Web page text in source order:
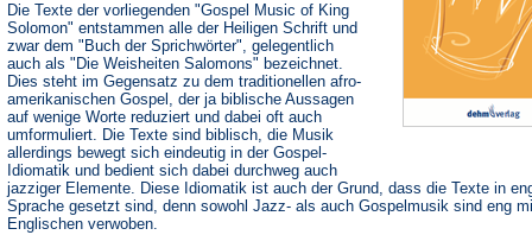
Die Texte der vorliegenden "Gospel Music of King
Solomon" entstammen alle der Heiligen Schrift und
zwar dem "Buch der Sprichwörter", gelegentlich
auch als "Die Weisheiten Salomons" bezeichnet.
Dies steht im Gegensatz zu dem traditionellen afro-
amerikanischen Gospel, der ja biblische Aussagen
auf wenige Worte reduziert und dabei oft auch
umformuliert. Die Texte sind biblisch, die Musik
allerdings bewegt sich eindeutig in der Gospel-
Idiomatik und bedient sich dabei durchweg auch
jazziger Elemente. Diese Idiomatik ist auch der Grund, dass die Texte in
Sprache gesetzt sind, denn sowohl Jazz- als auch Gospelmusik sind eng
Englischen verwoben.